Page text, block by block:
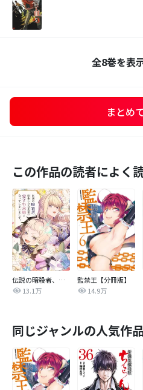
全8巻を表
まとめ
この作品の読者によく
伝説の暗殺者、転生したら王家の愛され末娘になってしまいまして。【タテヨミ】
13.1万
監禁王【分冊版】
14.9万
同じジャンルの人気作